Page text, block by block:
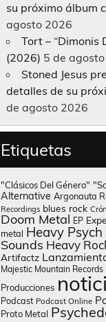
su próximo álbum
agosto 2026
Tort – “Dimonis
(2026) 5 de
Stoned Jesus
detalles de su
de agosto 2026
Etiquetas
"Clásicos Del Género"
Alternative Argonauta
Recordings blues rock
Doom Metal EP
metal Heavy Psych
Sounds Heavy
Artifactz
Majestic Mountain Records
Producciones
Podcast Podcast Online
Proto Metal